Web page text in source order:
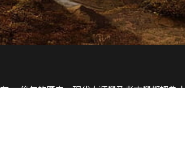
45 億年的歷史。現代人類學及考古學都認為